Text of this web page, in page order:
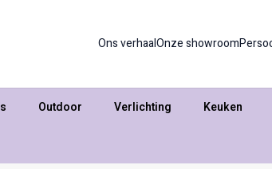
Ons verhaalOnze showroom
Outdoor Verlichting Keuken